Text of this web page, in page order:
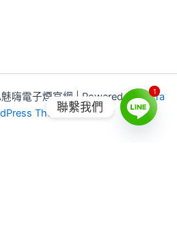
嗨電子煙官網 | Powered byAstra
Theme聯繫我們
11